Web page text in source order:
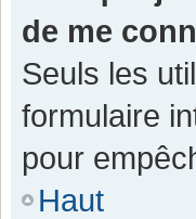
de me
Seuls les
formulaire
pour
Haut